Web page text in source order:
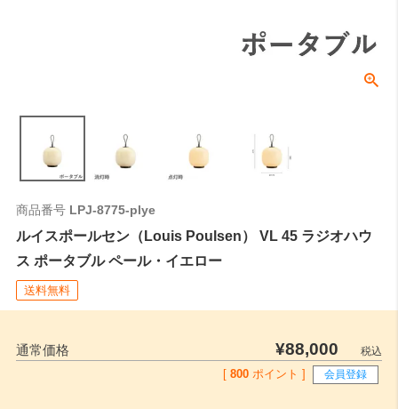
商品番号 LPJ-8775-plye
ルイスポールセン（Louis Poulsen） VL 45 ラジオハウ
ス ポータブル ペール・イエロー
送料無料
通常価格 ¥88,000
税込
[ 800 ポイント ] 会員登録